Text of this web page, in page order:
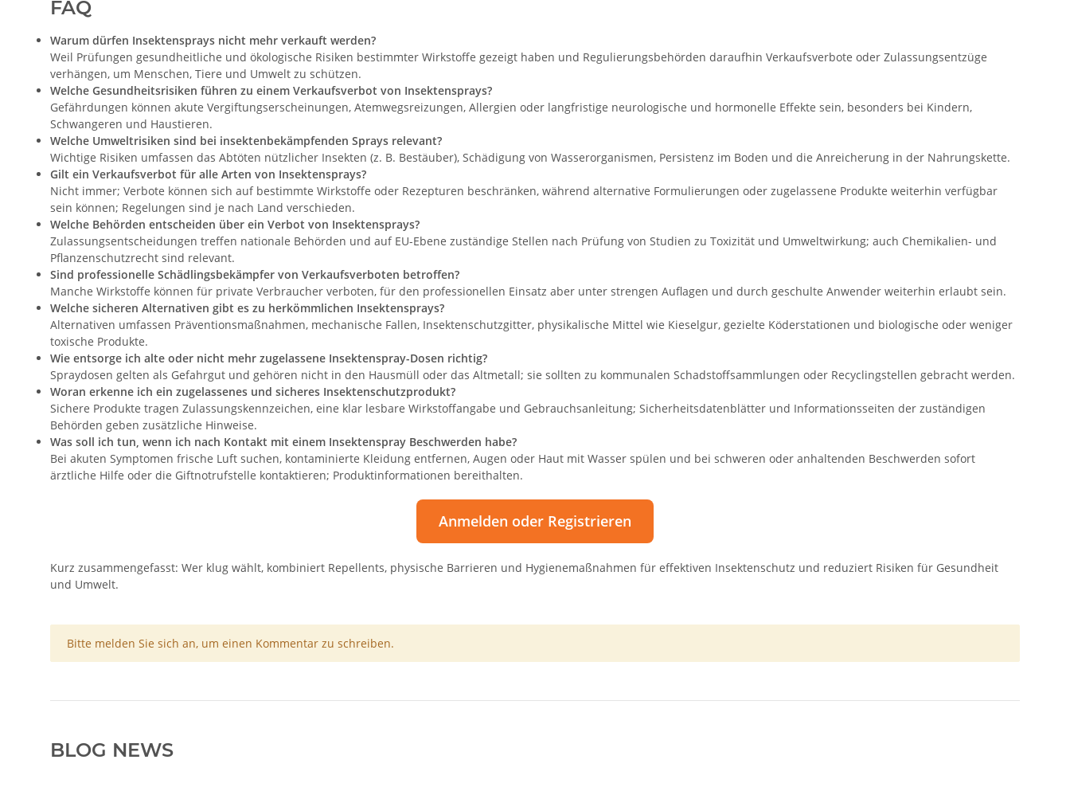
FAQ
Warum dürfen Insektensprays nicht mehr verkauft werden?
Weil Prüfungen gesundheitliche und ökologische Risiken bestimmter Wirkstoffe gezeigt haben und Regulierungsbehörden daraufhin Verkaufsverbote oder Zulassungsentzüge
verhängen, um Menschen, Tiere und Umwelt zu schützen.
Welche Gesundheitsrisiken führen zu einem Verkaufsverbot von Insektensprays?
Gefährdungen können akute Vergiftungserscheinungen, Atemwegsreizungen, Allergien oder langfristige neurologische und hormonelle Effekte sein, besonders bei Kindern,
Schwangeren und Haustieren.
Welche Umweltrisiken sind bei insektenbekämpfenden Sprays relevant?
Wichtige Risiken umfassen das Abtöten nützlicher Insekten (z. B. Bestäuber), Schädigung von Wasserorganismen, Persistenz im Boden und die Anreicherung in der Nahrungskette.
Gilt ein Verkaufsverbot für alle Arten von Insektensprays?
Nicht immer; Verbote können sich auf bestimmte Wirkstoffe oder Rezepturen beschränken, während alternative Formulierungen oder zugelassene Produkte weiterhin verfügbar
sein können; Regelungen sind je nach Land verschieden.
Welche Behörden entscheiden über ein Verbot von Insektensprays?
Zulassungsentscheidungen treffen nationale Behörden und auf EU-Ebene zuständige Stellen nach Prüfung von Studien zu Toxizität und Umweltwirkung; auch Chemikalien- und
Pflanzenschutzrecht sind relevant.
Sind professionelle Schädlingsbekämpfer von Verkaufsverboten betroffen?
Manche Wirkstoffe können für private Verbraucher verboten, für den professionellen Einsatz aber unter strengen Auflagen und durch geschulte Anwender weiterhin erlaubt sein.
Welche sicheren Alternativen gibt es zu herkömmlichen Insektensprays?
Alternativen umfassen Präventionsmaßnahmen, mechanische Fallen, Insektenschutzgitter, physikalische Mittel wie Kieselgur, gezielte Köderstationen und biologische oder weniger
toxische Produkte.
Wie entsorge ich alte oder nicht mehr zugelassene Insektenspray-Dosen richtig?
Spraydosen gelten als Gefahrgut und gehören nicht in den Hausmüll oder das Altmetall; sie sollten zu kommunalen Schadstoffsammlungen oder Recyclingstellen gebracht werden.
Woran erkenne ich ein zugelassenes und sicheres Insektenschutzprodukt?
Sichere Produkte tragen Zulassungskennzeichen, eine klar lesbare Wirkstoffangabe und Gebrauchsanleitung; Sicherheitsdatenblätter und Informationsseiten der zuständigen
Behörden geben zusätzliche Hinweise.
Was soll ich tun, wenn ich nach Kontakt mit einem Insektenspray Beschwerden habe?
Bei akuten Symptomen frische Luft suchen, kontaminierte Kleidung entfernen, Augen oder Haut mit Wasser spülen und bei schweren oder anhaltenden Beschwerden sofort
ärztliche Hilfe oder die Giftnotrufstelle kontaktieren; Produktinformationen bereithalten.
Anmelden oder Registrieren
Kurz zusammengefasst: Wer klug wählt, kombiniert Repellents, physische Barrieren und Hygienemaßnahmen für effektiven Insektenschutz und reduziert Risiken für Gesundheit
und Umwelt.
x
Bitte melden Sie sich an, um einen Kommentar zu schreiben.
BLOG NEWS